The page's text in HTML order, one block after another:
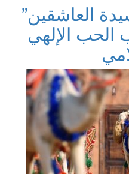
العاشقين”
الإلهي